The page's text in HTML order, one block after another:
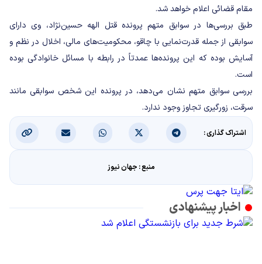
مقام قضائی اعلام خواهد شد.
طبق بررسی‌ها در سوابق متهم پرونده قتل الهه حسین‌نژاد، وی دارای
سوابقی از جمله قدرت‌نمایی با چاقو، محکومیت‌های مالی، اخلال در نظم و
آسایش بوده که این پرونده‌ها عمدتاً در رابطه با مسائل خانوادگی بوده
است.
بررسی سوابق متهم نشان می‌دهد، در پرونده این شخص سوابقی مانند
سرقت، زورگیری تجاوز وجود ندارد.
اشتراک گذاری :
منبع : جهان نیوز
اخبار پیشنهادی